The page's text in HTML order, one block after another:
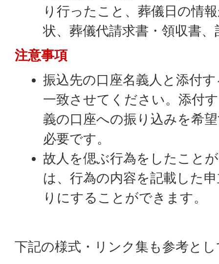
り行ったこと、葬儀日の情
状、葬儀代請求書・領収書
注意事項
振込先の口座名義人と添付
一致させてください。添付
義の口座への振り込みを希
必要です。
故人を偲ぶ行為をしたこと
は、行為の内容を記載した
りにすることができます。
下記の様式・リンク集も参考と